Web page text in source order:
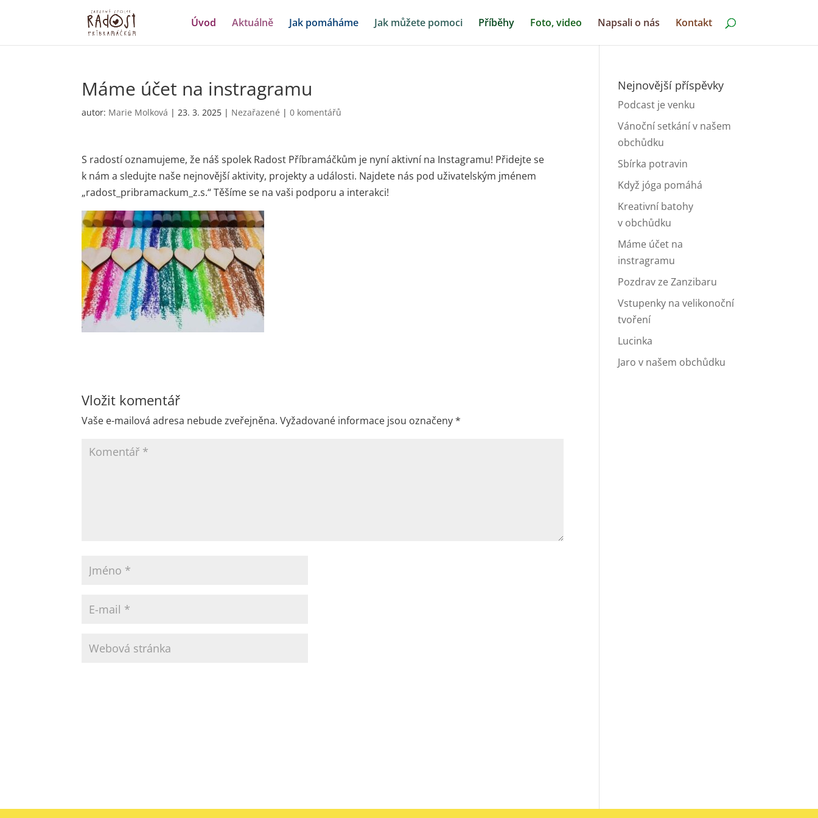
Úvod Aktuálně Jak pomáháme Jak můžete pomoci Příběhy Foto, video Napsali o nás Kontakt
Máme účet na instragramu
autor: Marie Molková |23. 3. 2025 | Nezařazené |0 komentářů
​S radostí oznamujeme, že náš spolek Radost Příbramáčkům je nyní aktivní na Instagramu! Přidejte se
k nám a sledujte naše nejnovější aktivity, projekty a události. Najdete nás pod uživatelským jménem
„radost_pribramackum_z.s.“ Těšíme se na vaši podporu a interakci!
Vložit komentář
Vaše e-mailová adresa nebude zveřejněna. Vyžadované informace jsou označeny*
Nejnovější příspěvky
Podcast je venku
Vánoční setkání v našem
obchůdku
Sbírka potravin
Když jóga pomáhá
Kreativní batohy
v obchůdku
Máme účet na
instragramu
Pozdrav ze Zanzibaru
Vstupenky na velikonoční
tvoření
Lucinka
Jaro v našem obchůdku